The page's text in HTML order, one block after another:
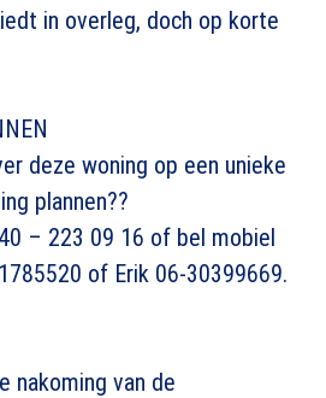
in overleg, doch op korte
deze woning op een unieke
plannen??
– 223 09 16 of bel mobiel
of Erik 06-30399669.
nakoming van de